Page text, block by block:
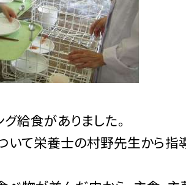
給食がありました。
て栄養士の村野先生から指